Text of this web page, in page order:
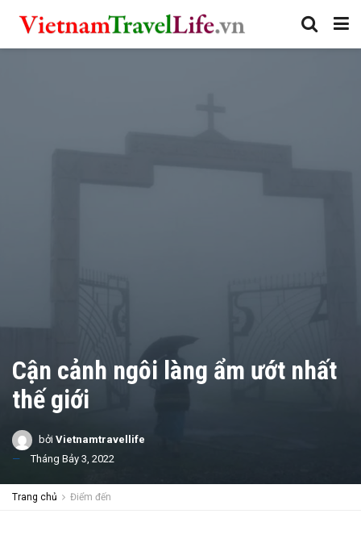
Cận cảnh ngôi làng ẩm ướt nhất
thế giới
bởi Vietnamtravellife
Tháng Bảy 3, 2022
Trang chủ Điểm đến